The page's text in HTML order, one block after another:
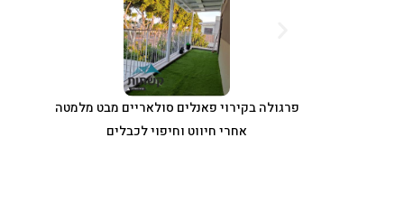
פרגולה בקירוי פאנלים סולאריים מבט מלמטה
אחרי חיווט וחיפוי לכבלים